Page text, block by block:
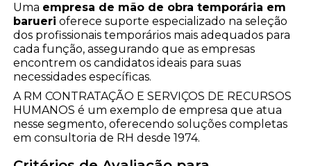
Uma empresa de mão de obra temporária em
barueri oferece suporte especializado na seleção
dos profissionais temporários mais adequados para
cada função, assegurando que as empresas
encontrem os candidatos ideais para suas
necessidades específicas.
A RM CONTRATAÇÃO E SERVIÇOS DE RECURSOS
HUMANOS é um exemplo de empresa que atua
nesse segmento, oferecendo soluções completas
em consultoria de RH desde 1974.